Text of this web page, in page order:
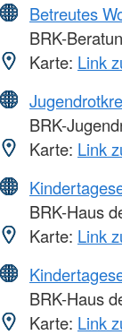
Betreutes
BRK-
Karte: Link
BRK-
Karte: Link
BRK-Haus
Karte: Link
BRK-Haus
Karte: Link